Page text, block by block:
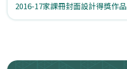
2016-17家課冊封面設計得獎作品